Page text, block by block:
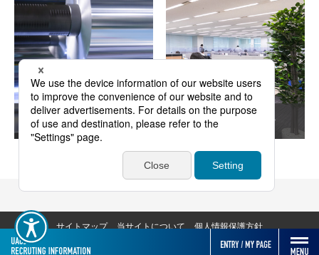
アルミニウム製品が
できるまで
フォトギャラリー
サイトマップ 当サイトについて
個人情報保護方針
Copyright © 2024 UACJ Corporation. All rights reserved.